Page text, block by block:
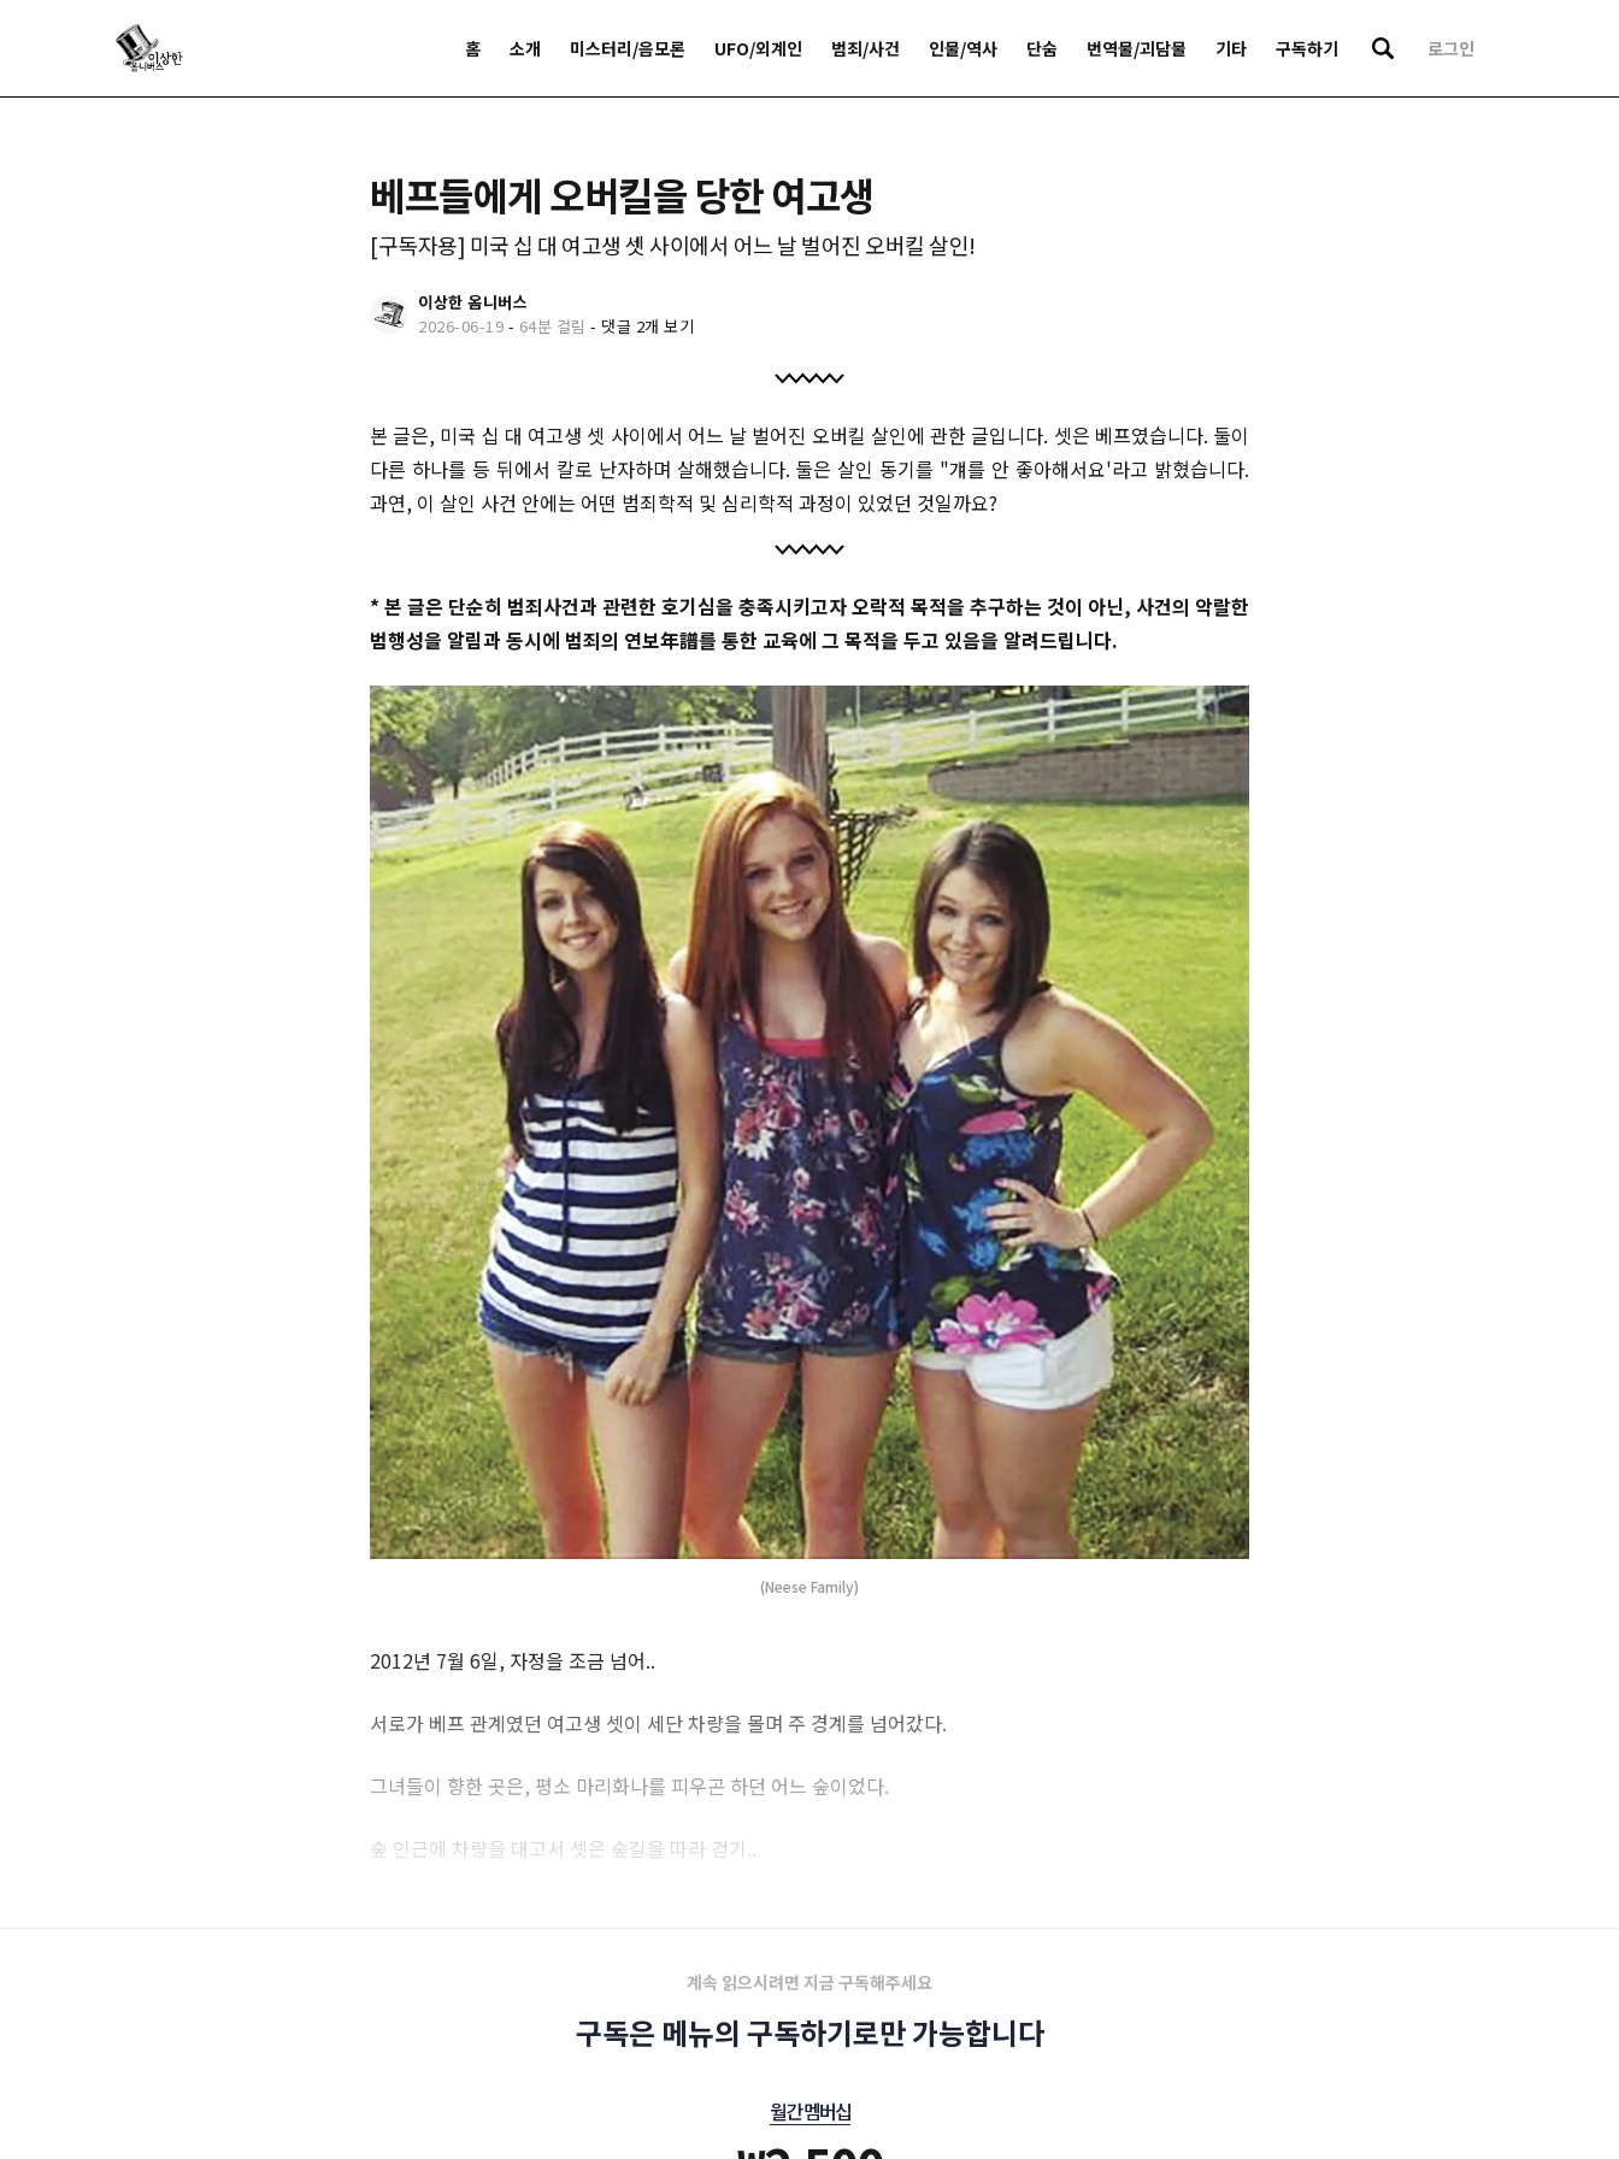
홈 소개 미스터리/음모론 UFO/외계인 범죄/사건 인물/역사 단숨 번역물/괴담물 기타 구독하기 로그인
베프들에게 오버킬을 당한 여고생
[구독자용] 미국 십 대 여고생 셋 사이에서 어느 날 벌어진 오버킬 살인!
이상한 옴니버스
2026-06-19 - 64분 걸림 - 댓글 2개 보기
본 글은, 미국 십 대 여고생 셋 사이에서 어느 날 벌어진 오버킬 살인에 관한 글입니다. 셋은 베프였습니다. 둘이
다른 하나를 등 뒤에서 칼로 난자하며 살해했습니다. 둘은 살인 동기를 "걔를 안 좋아해서요'라고 밝혔습니다.
과연, 이 살인 사건 안에는 어떤 범죄학적 및 심리학적 과정이 있었던 것일까요?
* 본 글은 단순히 범죄사건과 관련한 호기심을 충족시키고자 오락적 목적을 추구하는 것이 아닌, 사건의 악랄한
범행성을 알림과 동시에 범죄의 연보年譜를 통한 교육에 그 목적을 두고 있음을 알려드립니다.
(Neese Family)
2012년 7월 6일, 자정을 조금 넘어..
서로가 베프 관계였던 여고생 셋이 세단 차량을 몰며 주 경계를 넘어갔다.
그녀들이 향한 곳은, 평소 마리화나를 피우곤 하던 어느 숲이었다.
숲 인근에 차량을 대고서 셋은 숲길을 따라 걷기..
계속 읽으시려면 지금 구독해주세요
구독은 메뉴의 구독하기로만 가능합니다
월간 멤버십